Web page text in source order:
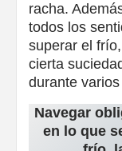
racha.
todos los
superar el
cierta
durante
Navegar
en lo que